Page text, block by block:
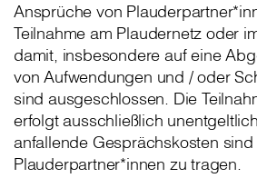
Ansprüche von
Teilnahme am Plaudernetz oder
damit, insbesondere auf eine
von Aufwendungen und / oder
sind ausgeschlossen. Die
erfolgt ausschließlich
anfallende Gesprächskosten
Plauderpartner*innen zu tragen.